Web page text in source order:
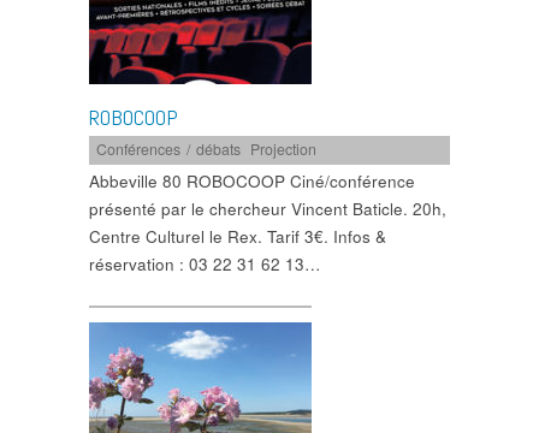
ROBOCOOP
Conférences / débats Projection
Abbeville 80 ROBOCOOP Ciné/conférence
présenté par le chercheur Vincent Baticle. 20h,
Centre Culturel le Rex. Tarif 3€. Infos &
réservation : 03 22 31 62 13…